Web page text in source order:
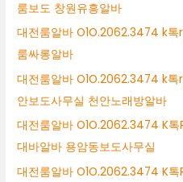
룸보도 창원유흥알바
대전룸알바 O1O.2062.3474 k
룸싸롱알바
대전룸알바 O1O.2062.3474 k
안보도사무실 천안노래방알바
대전룸알바 O1O.2062.3474 K
대바알바 용암동보도사무실
대전룸알바 O1O.2062.3474 K